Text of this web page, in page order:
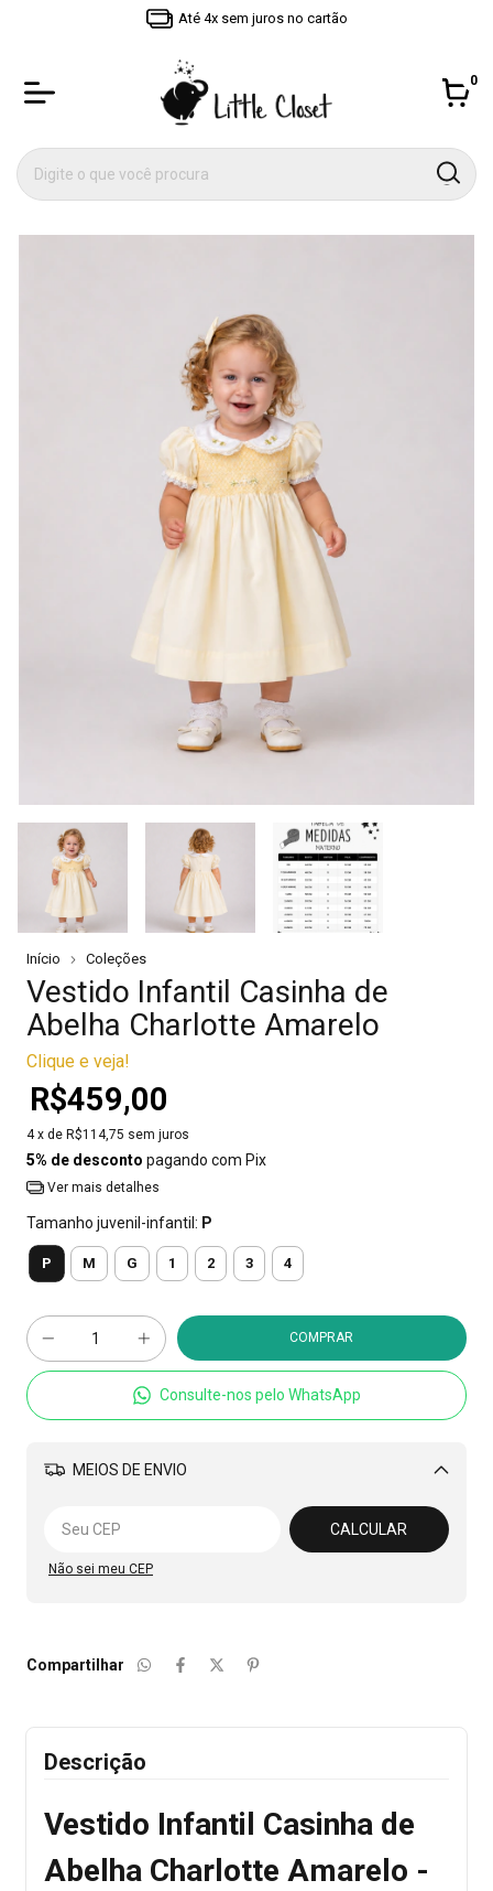
Até 4x sem juros no cartão
0
Início Coleções
Vestido Infantil Casinha de
Abelha Charlotte Amarelo
Clique e veja!
R$459,00
4 x de R$114,75 sem juros
5% de desconto pagando com Pix
Ver mais detalhes
Tamanho juvenil-infantil: P
P M G 1 2 3 4
Consulte-nos pelo WhatsApp
MEIOS DE ENVIO
Alterar CEP
CALCULAR
Não sei meu CEP
Compartilhar
Descrição
Vestido Infantil Casinha de
Abelha Charlotte Amarelo -